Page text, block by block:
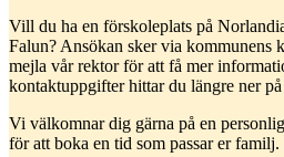
Vill du ha en förskoleplats på
Falun? Ansökan sker via kommunens
mejla vår rektor för att få mer
kontaktuppgifter hittar du längre ner på
Vi välkomnar dig gärna på en
för att boka en tid som passar er familj.